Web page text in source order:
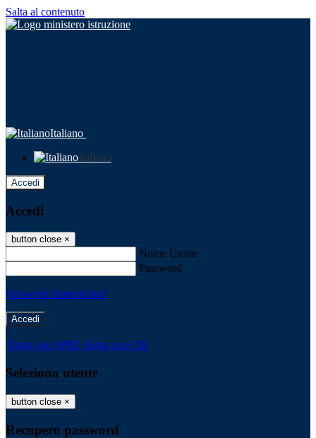
Salta al contenuto
Italiano
Italiano
Accedi
Accedi
button close ×
Nome Utente
Password
Password dimenticata?
-
Entra con SPID Entra con CIE
Seleziona utente
button close ×
Recupero password